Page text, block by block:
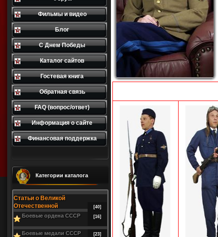
Фильмы и видео
Блог
С Днем Победы
Каталог сайтов
Гостевая книга
Обратная связь
FAQ (вопрос/ответ)
Информация о сайте
Финансовая поддержка
Категории каталога
Статьи о Великой
Отечественной
[40]
Боевые ордена СССР [16]
Боевые медали СССР [23]